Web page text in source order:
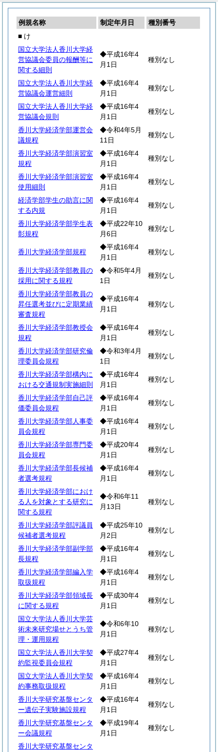
例規名称 制定年月日
種別番号
■ け
国立大学法人香川大学経
営協議会委員の報酬等に
関する細則
◆平成16年4
月1日
種別なし
国立大学法人香川大学経
営協議会運営細則
◆平成16年4
月1日
種別なし
国立大学法人香川大学経
営協議会規則
◆平成16年4
月1日
種別なし
香川大学経済学部運営会
議規程
◆令和4年5月
11日
種別なし
香川大学経済学部演習室
規程
◆平成16年4
月1日
種別なし
香川大学経済学部演習室
使用細則
◆平成16年4
月1日
種別なし
経済学部学生の助言に関
する内規
◆平成16年4
月1日
種別なし
香川大学経済学部学生表
彰規程
◆平成22年10
月6日
種別なし
香川大学経済学部規程
◆平成16年4
月1日
種別なし
香川大学経済学部教員の
採用に関する規程
◆令和5年4月
1日
種別なし
香川大学経済学部教員の
昇任選考並びに定期業績
審査規程
◆平成16年4
月1日
種別なし
香川大学経済学部教授会
規程
◆平成16年4
月1日
種別なし
香川大学経済学部研究倫
理委員会規程
◆令和3年4月
1日
種別なし
香川大学経済学部構内に
おける交通規制実施細則
◆平成16年4
月1日
種別なし
香川大学経済学部自己評
価委員会規程
◆平成16年4
月1日
種別なし
香川大学経済学部人事委
員会規程
◆平成16年4
月1日
種別なし
香川大学経済学部専門委
員会規程
◆平成20年4
月1日
種別なし
香川大学経済学部長候補
者選考規程
◆平成16年4
月1日
種別なし
香川大学経済学部におけ
る人を対象とする研究に
関する規程
◆令和6年11
月13日
種別なし
香川大学経済学部評議員
候補者選考規程
◆平成25年10
月2日
種別なし
香川大学経済学部副学部
長規程
◆平成16年4
月1日
種別なし
香川大学経済学部編入学
取扱規程
◆平成16年4
月1日
種別なし
香川大学経済学部領域長
に関する規程
◆平成30年4
月1日
種別なし
国立大学法人香川大学芸
術未来研究場せとうち管
理・運用規程
◆令和6年10
月1日
種別なし
国立大学法人香川大学契
約監視委員会規程
◆平成27年4
月1日
種別なし
国立大学法人香川大学契
約事務取扱規程
◆平成16年4
月1日
種別なし
香川大学研究基盤センタ
ー遺伝子実験施設規程
◆平成16年4
月1日
種別なし
香川大学研究基盤センタ
ー会議規程
◆平成19年4
月1日
種別なし
香川大学研究基盤センタ